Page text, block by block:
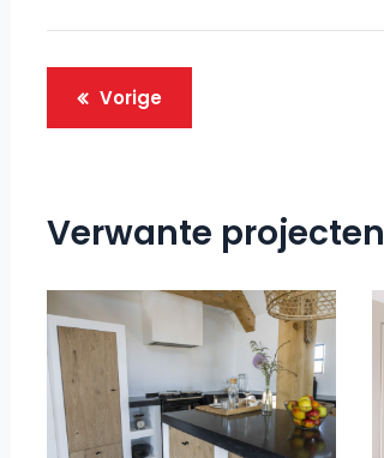
Vorige
Verwante projecten